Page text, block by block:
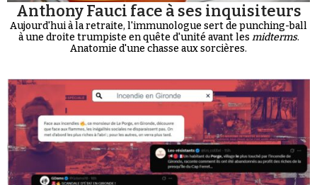
Anthony Fauci face à ses inquisiteurs
Aujourd'hui à la retraite, l'immunologue sert de punching-ball
à une droite trumpiste en quête d'unité avant les midterms.
Anatomie d'une chasse aux sorcières.